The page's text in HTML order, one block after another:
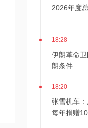
2026年度
18:28
伊朗革命
朗条件
18:20
张雪机车：
每年捐赠